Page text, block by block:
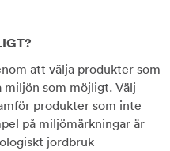
att välja produkter som
miljön som möjligt. Välj
produkter som inte
på miljömärkningar är
jordbruk